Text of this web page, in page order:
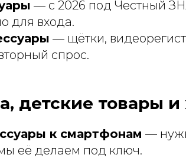
— с 2026 под Честный
для входа.
— щётки,
спрос.
детские товары
к смартфонам —
её делаем под ключ.